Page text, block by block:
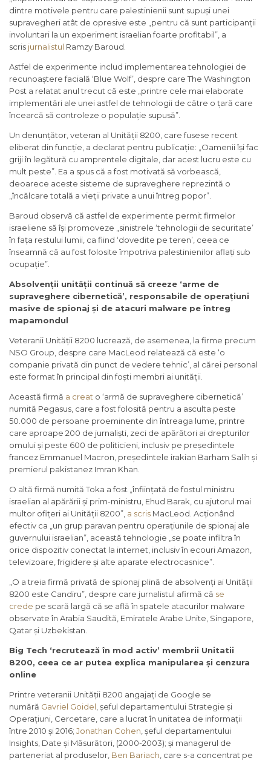
dintre motivele pentru care palestinienii sunt supuși unei
supravegheri atât de opresive este „pentru că sunt participanții
involuntari la un experiment israelian foarte profitabil”, a
scris jurnalistul Ramzy Baroud.
Astfel de experimente includ implementarea tehnologiei de
recunoaștere facială ‘Blue Wolf’, despre care The Washington
Post a relatat anul trecut că este „printre cele mai elaborate
implementări ale unei astfel de tehnologii de către o țară care
încearcă să controleze o populație supusă”.
Un denunțător, veteran al Unității 8200, care fusese recent
eliberat din funcție, a declarat pentru publicație: „Oamenii își fac
griji în legătură cu amprentele digitale, dar acest lucru este cu
mult peste”. Ea a spus că a fost motivată să vorbească,
deoarece aceste sisteme de supraveghere reprezintă o
„încălcare totală a vieții private a unui întreg popor”.
Baroud observă că astfel de experimente permit firmelor
israeliene să își promoveze „sinistrele ‘tehnologii de securitate’
în fața restului lumii, ca fiind ‘dovedite pe teren’, ceea ce
înseamnă că au fost folosite împotriva palestinienilor aflați sub
ocupație”.
Absolvenții unității continuă să creeze ‘arme de
supraveghere cibernetică’, responsabile de operațiuni
masive de spionaj și de atacuri malware pe întreg
mapamondul
Veteranii Unității 8200 lucrează, de asemenea, la firme precum
NSO Group, despre care MacLeod relatează că este ‘o
companie privată din punct de vedere tehnic’, al cărei personal
este format în principal din foști membri ai unității.
Această firmă a creat o ‘armă de supraveghere cibernetică’
numită Pegasus, care a fost folosită pentru a asculta peste
50.000 de persoane proeminente din întreaga lume, printre
care aproape 200 de jurnaliști, zeci de apărători ai drepturilor
omului și peste 600 de politicieni, inclusiv pe președintele
francez Emmanuel Macron, președintele irakian Barham Salih și
premierul pakistanez Imran Khan.
O altă firmă numită Toka a fost „înființată de fostul ministru
israelian al apărării și prim-ministru, Ehud Barak, cu ajutorul mai
multor ofițeri ai Unității 8200”, a scris MacLeod. Acționând
efectiv ca „un grup paravan pentru operațiunile de spionaj ale
guvernului israelian”, această tehnologie „se poate infiltra în
orice dispozitiv conectat la internet, inclusiv în ecouri Amazon,
televizoare, frigidere și alte aparate electrocasnice”.
„O a treia firmă privată de spionaj plină de absolvenți ai Unității
8200 este Candiru”, despre care jurnalistul afirmă că se
crede pe scară largă că se află în spatele atacurilor malware
observate în Arabia Saudită, Emiratele Arabe Unite, Singapore,
Qatar și Uzbekistan.
Big Tech ‘recrutează în mod activ’ membrii Unitatii
8200, ceea ce ar putea explica manipularea și cenzura
online
Printre veteranii Unității 8200 angajați de Google se
numără Gavriel Goidel, șeful departamentului Strategie și
Operațiuni, Cercetare, care a lucrat în unitatea de informații
între 2010 și 2016; Jonathan Cohen, șeful departamentului
Insights, Date și Măsurători, (2000-2003); și managerul de
parteneriat al produselor, Ben Bariach, care s-a concentrat pe